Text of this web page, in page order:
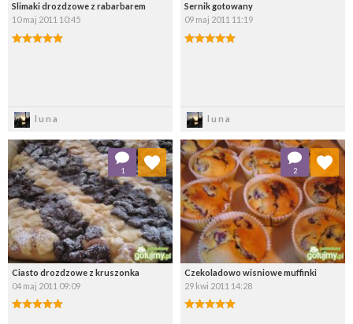
Slimaki drozdzowe z rabarbarem
10 maj 2011 10:45
luna
Sernik gotowany
09 maj 2011 11:19
luna
Ciasto drozdzowe z kruszonka
04 maj 2011 09:09
1
Dodaj do ulubionych
Wybierz listę:
Czekoladowo wisniowe muffinki
29 kwi 2011 14:28
2
Dodaj do ulubionych
Wybierz listę: